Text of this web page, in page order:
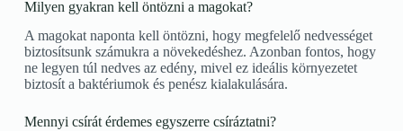
Milyen gyakran kell öntözni a magokat?
A magokat naponta kell öntözni, hogy megfelelő nedvességet
biztosítsunk számukra a növekedéshez. Azonban fontos, hogy
ne legyen túl nedves az edény, mivel ez ideális környezetet
biztosít a baktériumok és penész kialakulására.
Mennyi csírát érdemes egyszerre csíráztatni?